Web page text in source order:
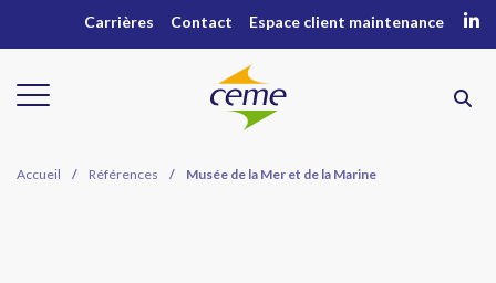
Carrières Contact Espace client maintenance
Accueil / Références / Musée de la Mer et de la Marine